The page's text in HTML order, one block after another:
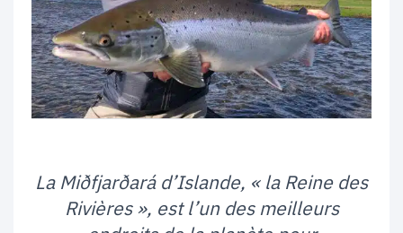
La Miðfjarðará d’Islande, « la Reine des
Rivières », est l’un des meilleurs